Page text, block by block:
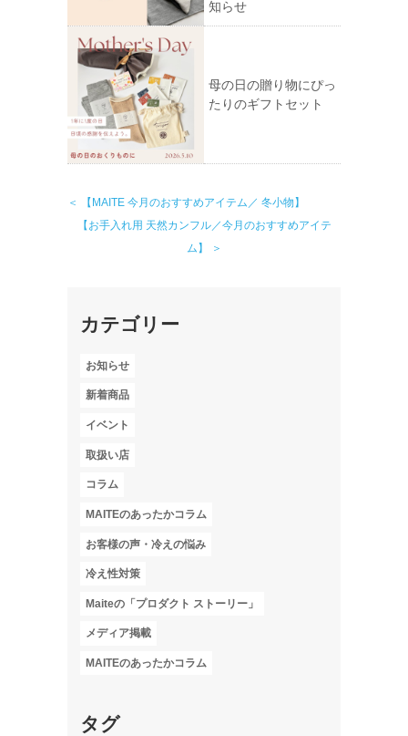
知らせ
母の日の贈り物にぴっ
たりのギフトセット
＜ 【MAITE 今月のおすすめアイテム／ 冬小物】
【お手入れ用 天然カンフル／今月のおすすめアイテ
ム】 ＞
カテゴリー
お知らせ
新着商品
イベント
取扱い店
コラム
MAITEのあったかコラム
お客様の声・冷えの悩み
冷え性対策
Maiteの「プロダクト ストーリー」
メディア掲載
MAITEのあったかコラム
タグ